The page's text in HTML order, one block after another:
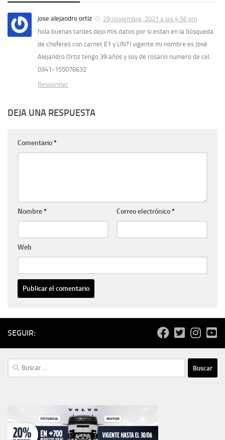
jose alejandro ortiz
29 noviembre, 2021 a las 4:56 pm
hola buenas tardes dejo mis datos por si estan en la búsqueda
de choferes con carnet E1 y LINTI vigente mi nombre es José
Alejandro Ortiz tengo 39 años y soy de rosario numero de cel.
0341-155076632
Responder
DEJA UNA RESPUESTA
Comentario*
Nombre* Correo electrónico*
Web
SEGUIR:
Buscar: